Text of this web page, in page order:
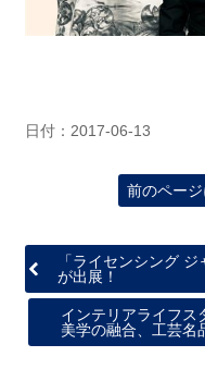
日付：2017-06-13
前のペー
「ライセンシング ジ
が出展！
インテリアライフス
美学の融合、工芸名